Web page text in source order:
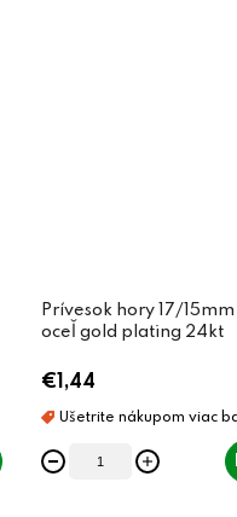
Prívesok hory 17/
oceľ gold plating 24kt
€1,44